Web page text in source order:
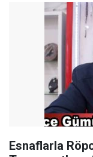
Esnaflarla